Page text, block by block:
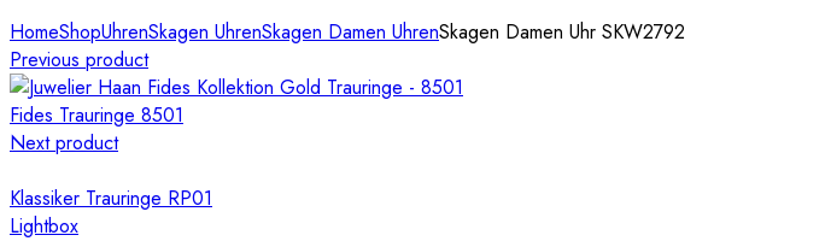
HomeShopUhrenSkagen UhrenSkagen Damen UhrenSkagen Damen Uhr SKW2792
Previous product
Fides Trauringe 8501
Next product
Klassiker Trauringe RP01
Lightbox